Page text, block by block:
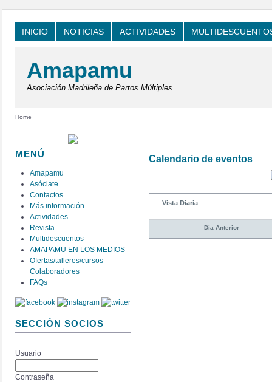
INICIO NOTICIAS ACTIVIDADES
Amapamu
Asociación Madrileña de Partos Múltiples
Home
MENÚ
Amapamu
Asóciate
Contactos
Más información
Actividades
Revista
Multidescuentos
AMAPAMU EN LOS MEDIOS
Ofertas/talleres/cursos
Colaboradores
FAQs
SECCIÓN SOCIOS
Usuario
Contraseña
Calendario de eventos
Vista Diaria
Día Anterior